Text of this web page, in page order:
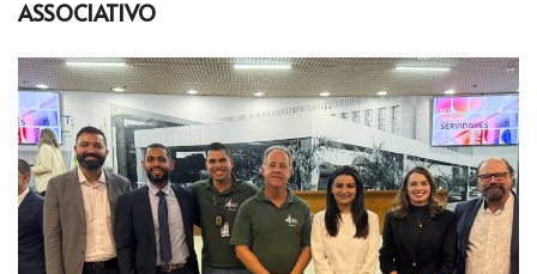
ASSOCIATIVO